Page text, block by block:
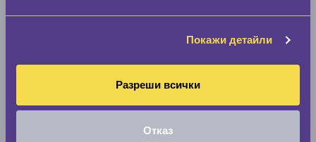
Покажи детайли
Разреши всички
Отказ
Модел